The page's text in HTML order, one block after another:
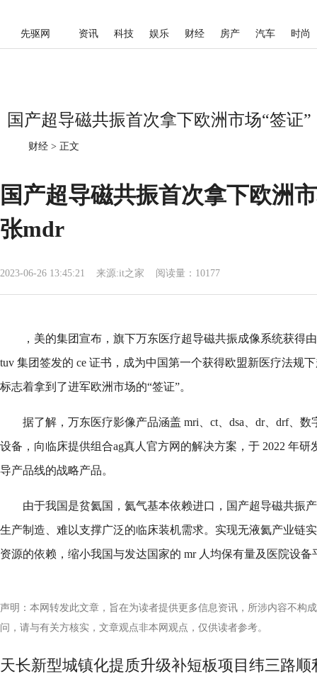
先驱网 资讯 科技 娱乐 财经 房产 汽车 时尚
国产超导磁共振首次拿下欧洲市场“签证
财经 > 正文
国产超导磁共振首次拿下欧洲
张mdr
2023-06-26 13:45:21 来源:it之家 阅读量：10177
，美的集团宣布，旗下万东医疗超导磁共振成像系统获
tuv 集团签发的 ce 证书，成为中国第一个获得欧盟新医疗法规
标志着拿到了进军欧洲市场的“签证”。
据了解，万东医疗影像产品涵盖 mri、ct、dsa、dr、drf、
设备，向临床提供组合ag真人官方网的解决方案，于 2022 年
导产品线的战略产品。
由于我国是贫氦国，氦气基本依赖进口，国产超导磁共振
生产制造、难以支撑广泛的临床装机需求。实现无液氦产业链
资源的依赖，缩小我国与发达国家的 mr 人均保有量及医院设备
声明：本网转发此文章，旨在为读者提供更多信息资讯，所涉内容不构
问，请与有关方核实，文章观点非本网观点，仅供读者参考。
天长新型城镇化提质升级补短板项目纬三路